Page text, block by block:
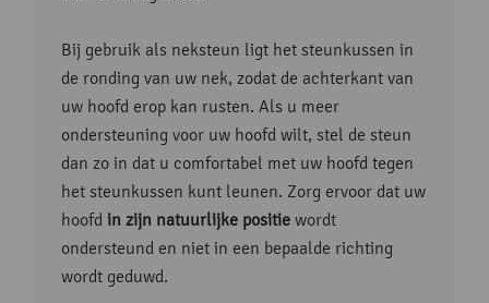
Bij gebruik als neksteun ligt het steunkussen in
de ronding van uw nek, zodat de achterkant van
uw hoofd erop kan rusten. Als u meer
ondersteuning voor uw hoofd wilt, stel de steun
dan zo in dat u comfortabel met uw hoofd tegen
het steunkussen kunt leunen. Zorg ervoor dat uw
hoofd in zijn natuurlijke positie wordt
ondersteund en niet in een bepaalde richting
wordt geduwd.